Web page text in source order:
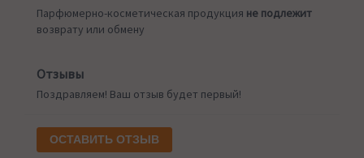
Парфюмерно-косметическая продукция не подлежит
возврату или обмену
Отзывы
Поздравляем! Ваш отзыв будет первый!
ОСТАВИТЬ ОТЗЫВ